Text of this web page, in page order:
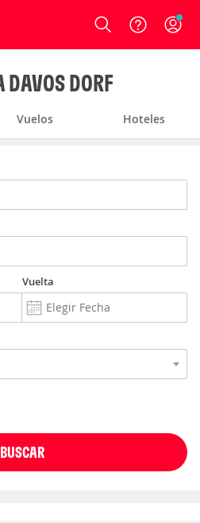
Login
DORF
Vuelos Hoteles
Vuelta